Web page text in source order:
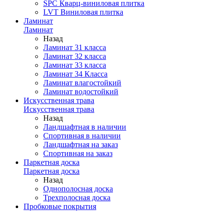
SPC Кварц-виниловая плитка
LVT Виниловая плитка
Ламинат
Ламинат
Назад
Ламинат 31 класса
Ламинат 32 класса
Ламинат 33 класса
Ламинат 34 Класса
Ламинат влагостойкий
Ламинат водостойкий
Искусственная трава
Искусственная трава
Назад
Ландшафтная в наличии
Спортивная в наличии
Ландшафтная на заказ
Спортивная на заказ
Паркетная доска
Паркетная доска
Назад
Однополосная доска
Трехполосная доска
Пробковые покрытия